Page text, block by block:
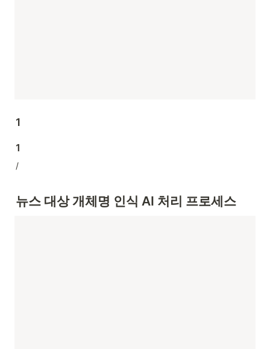
1
1
/
뉴스 대상 개체명 인식 AI 처리 프로세스